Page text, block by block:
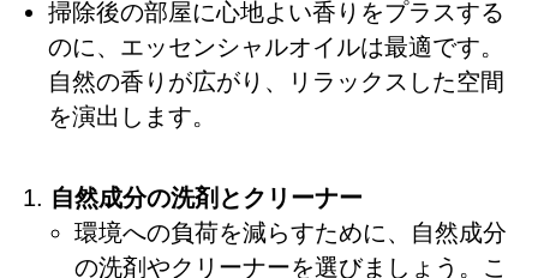
掃除後の部屋に心地よい香りをプラスする
のに、エッセンシャルオイルは最適です。
自然の香りが広がり、リラックスした空間
を演出します。
自然成分の洗剤とクリーナー
環境への負荷を減らすために、自然成分
の洗剤やクリーナーを選びましょう。こ